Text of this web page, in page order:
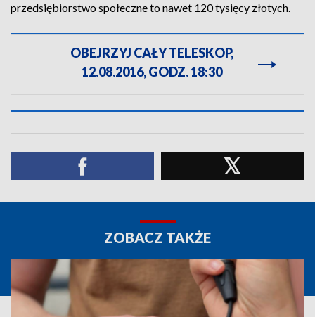
przedsiębiorstwo społeczne to nawet 120 tysięcy złotych.
OBEJRZYJ CAŁY TELESKOP,
12.08.2016, GODZ. 18:30
ZOBACZ TAKŻE